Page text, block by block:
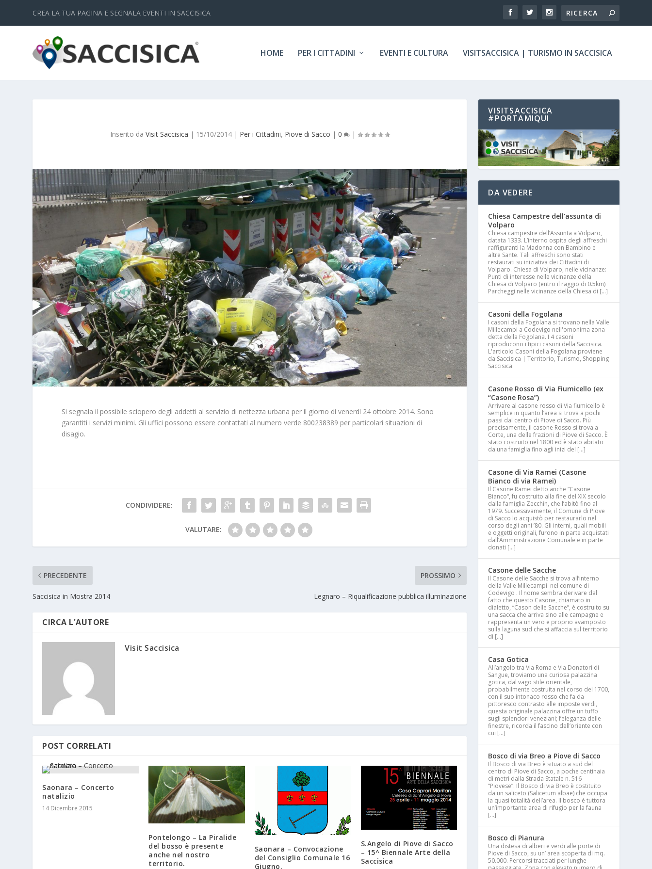
CREA LA TUA PAGINA E SEGNALA EVENTI IN SACCISICA
HOME PER I CITTADINI EVENTI E CULTURA VISITSACCISICA | TURISMO IN SACCISICA
Inserito da Visit Saccisica | 15/10/2014| Per i Cittadini, Piove di Sacco | 0 |
Si segnala il possibile sciopero degli addetti al servizio di nettezza urbana per il giorno di venerdì 24 ottobre 2014. Sono
garantiti i servizi minimi. Gli uffici possono essere contattati al numero verde 800238389 per particolari situazioni di
disagio.
CONDIVIDERE:
VALUTARE:
PRECEDENTE
Saccisica in Mostra 2014
PROSSIMO
Legnaro – Riqualificazione pubblica illuminazione
CIRCA L'AUTORE
Visit Saccisica
POST CORRELATI
Saonara – Concerto
natalizio
14 Dicembre 2015
Pontelongo – La Piralide
del bosso è presente
anche nel nostro
territorio.
Saonara – Convocazione
del Consiglio Comunale 16
Giugno.
S.Angelo di Piove di Sacco
– 15^ Biennale Arte della
Saccisica
VISITSACCISICA
#PORTAMIQUI
DA VEDERE
Chiesa Campestre dell’assunta di
Volparo
Chiesa campestre dell’Assunta a Volparo,
datata 1333. L’interno ospita degli affreschi
raffiguranti la Madonna con Bambino e
altre Sante. Tali affreschi sono stati
restaurati su iniziativa dei Cittadini di
Volparo. Chiesa di Volparo, nelle vicinanze:
Punti di interesse nelle vicinanze della
Chiesa di Volparo (entro il raggio di 0.5km)
Parcheggi nelle vicinanze della Chiesa di […]
Casoni della Fogolana
I casoni della Fogolana si trovano nella Valle
Millecampi a Codevigo nell'omonima zona
detta della Fogolana. I 4 casoni
riproducono i tipici casoni della Saccisica.
L'articolo Casoni della Fogolana proviene
da Saccisica | Territorio, Turismo, Shopping
Saccisica.
Casone Rosso di Via Fiumicello (ex
“Casone Rosa”)
Arrivare al casone rosso di Via fiumicello è
semplice in quanto l’area si trova a pochi
passi dal centro di Piove di Sacco. Più
precisamente, il casone Rosso si trova a
Corte, una delle frazioni di Piove di Sacco. È
stato costruito nel 1800 ed è stato abitato
da una famiglia fino agli inizi del […]
Casone di Via Ramei (Casone
Bianco di via Ramei)
Il Casone Ramei detto anche “Casone
Bianco“, fu costruito alla fine del XIX secolo
dalla famiglia Zecchin, che l’abitò fino al
1979. Successivamente, il Comune di Piove
di Sacco lo acquistò per restaurarlo nel
corso degli anni ’80. Gli interni, quali mobili
e oggetti originali, furono in parte acquistati
dall’Amministrazione Comunale e in parte
donati […]
Casone delle Sacche
Il Casone delle Sacche si trova all’interno
della Valle Millecampi nel comune di
Codevigo . Il nome sembra derivare dal
fatto che questo Casone, chiamato in
dialetto, “Cason delle Sacche”, è costruito su
una sacca che arriva sino alle campagne e
rappresenta un vero e proprio avamposto
sulla laguna sud che si affaccia sul territorio
di […]
Casa Gotica
All’angolo tra Via Roma e Via Donatori di
Sangue, troviamo una curiosa palazzina
gotica, dal vago stile orientale,
probabilmente costruita nel corso del 1700,
con il suo intonaco rosso che fa da
pittoresco contrasto alle imposte verdi,
questa originale palazzina offre un tuffo
sugli splendori veneziani; l’eleganza delle
finestre, ricorda il fascino dell’oriente con
cui […]
Bosco di via Breo a Piove di Sacco
Il Bosco di via Breo è situato a sud del
centro di Piove di Sacco, a poche centinaia
di metri dalla Strada Statale n. 516
“Piovese”. Il Bosco di via Breo è costituito
da un saliceto (Salicetum albae) che occupa
la quasi totalità dell’area. Il bosco è tuttora
un’importante area di rifugio per la fauna
[…]
Bosco di Pianura
Una distesa di alberi e verdi alle porte di
Piove di Sacco, su un’ area scoperta di mq.
50.000. Percorsi tracciati per lunghe